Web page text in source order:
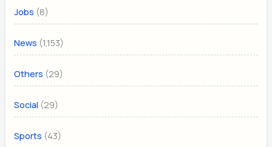
Jobs (8)
News (1,153)
Others (29)
Social (29)
Sports (43)